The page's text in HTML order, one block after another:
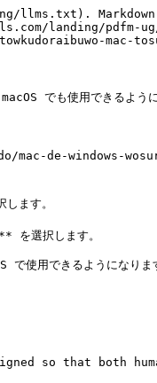
landing/pdfm-
mac-
でも使用できるように
de-windows-
選択します。
で使用できるように
so that both